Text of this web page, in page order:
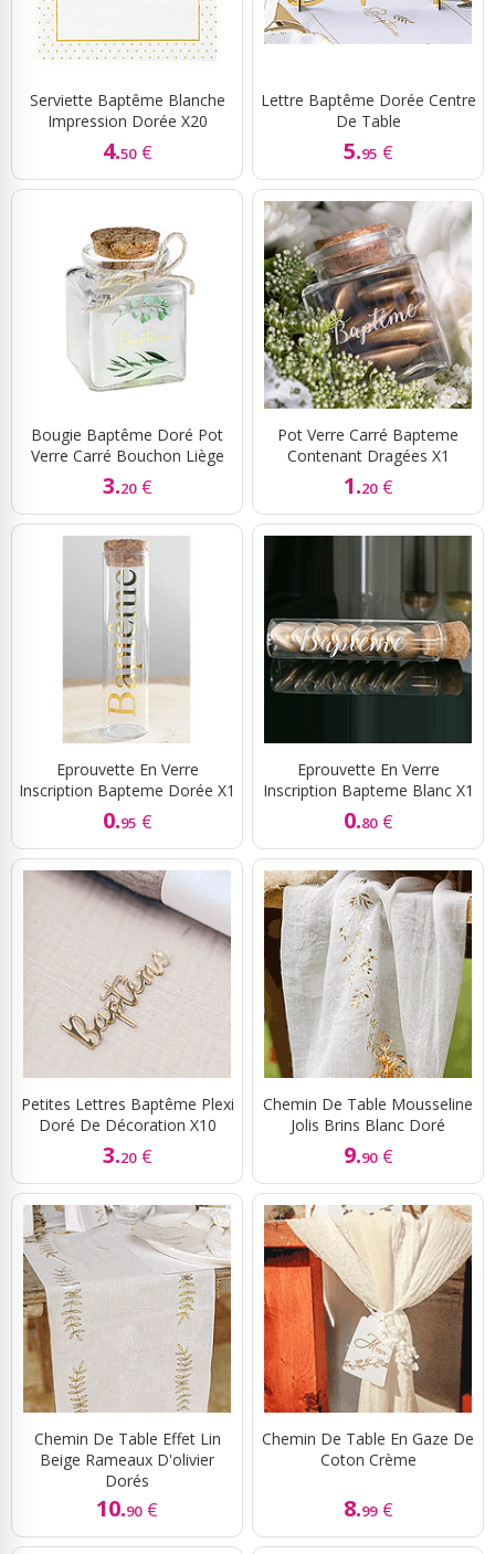
Serviette Baptême Blanche
Impression Dorée X20
4.50 €
Lettre Baptême Dorée Centre
De Table
5.95 €
Bougie Baptême Doré Pot
Verre Carré Bouchon Liège
3.20 €
Pot Verre Carré Bapteme
Contenant Dragées X1
1.20 €
Eprouvette En Verre
Inscription Bapteme Dorée X1
0.95 €
Eprouvette En Verre
Inscription Bapteme Blanc X1
0.80 €
Petites Lettres Baptême Plexi
Doré De Décoration X10
3.20 €
Chemin De Table Mousseline
Jolis Brins Blanc Doré
9.90 €
Chemin De Table Effet Lin
Beige Rameaux D'olivier
Dorés
10.90 €
Chemin De Table En Gaze De
Coton Crème
8.99 €